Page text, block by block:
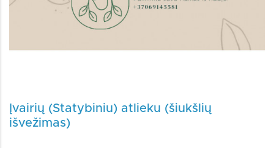
Įvairių (Statybiniu) atlieku (šiukšlių
išvežimas)